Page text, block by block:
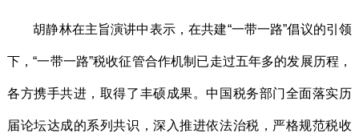
胡静林在主旨演讲中表示，在共建“一带一路”倡议的引领
下，“一带一路”税收征管合作机制已走过五年多的发展历程，
各方携手共进，取得了丰硕成果。中国税务部门全面落实历
届论坛达成的系列共识，深入推进依法治税，严格规范税收